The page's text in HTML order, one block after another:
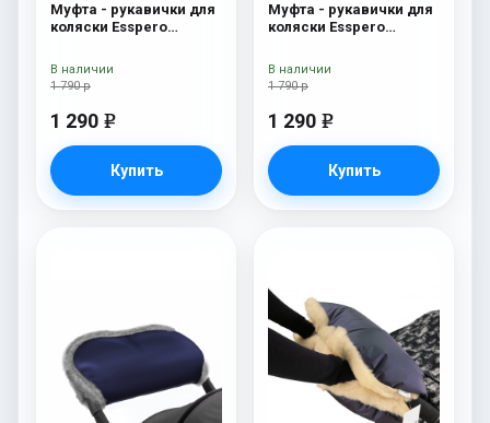
Муфта - рукавички для
коляски Esspero
шерсть) Chocolat
1 790 р
1 290 e
Купить
В наличии
Муфта - рукавички для
коляски Esspero
шерсть) Navy
1 790 р
1 290 e
Купить
В наличии